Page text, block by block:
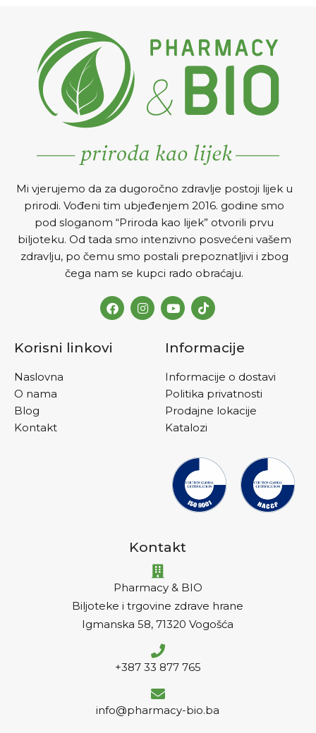
Mi vjerujemo da za dugoročno zdravlje postoji lijek u
prirodi. Vođeni tim ubjeđenjem 2016. godine smo
pod sloganom “Priroda kao lijek” otvorili prvu
biljoteku. Od tada smo intenzivno posvećeni vašem
zdravlju, po čemu smo postali prepoznatljivi i zbog
čega nam se kupci rado obraćaju.
Korisni linkovi
Naslovna
O nama
Blog
Kontakt
Informacije
Informacije o dostavi
Politika privatnosti
Prodajne lokacije
Katalozi
Kontakt
Pharmacy & BIO
Biljoteke i trgovine zdrave hrane
Igmanska 58, 71320 Vogošća
+387 33 877 765
info@pharmacy-bio.ba